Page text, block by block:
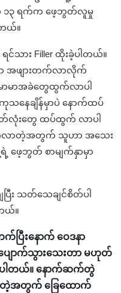
၃ ရက်က ဖေ့ဘွတ်လူမှု
တယ်။
သား Filler ထိုးခဲ့ပါတယ်။
ာ အဖျားတက်လာလိုက်
မာမာအခဲတွေထွက်လာပါ
နေချိန်မှာပဲ နောက်ထပ်
တ်လုံးတွေ ထပ်ထွက် လာပါ
ာတဲ့အတွက် သူဟာ အသေး
ဖေ့ဘွတ် စာမျက်နှာမှာ
ြီး သတ်သေချင်စိတ်ပါ
ယ်။
ြီးနောက် ဝေဒနာ
ာက်သွားသေးတာ မဟုတ်
ါတယ်။ နောက်ဆက်တွဲ
တဲ့အတွက် ခြေထောက်